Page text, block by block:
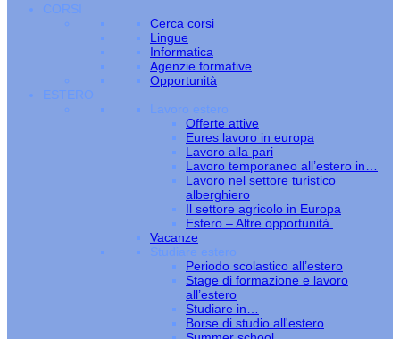
CORSI
Cerca corsi
Lingue
Informatica
Agenzie formative
Opportunità
ESTERO
Lavoro estero
Offerte attive
Eures lavoro in europa
Lavoro alla pari
Lavoro temporaneo all’estero in…
Lavoro nel settore turistico
alberghiero
Il settore agricolo in Europa
Estero – Altre opportunità
Vacanze
Studiare estero
Periodo scolastico all’estero
Stage di formazione e lavoro
all’estero
Studiare in…
Borse di studio all'estero